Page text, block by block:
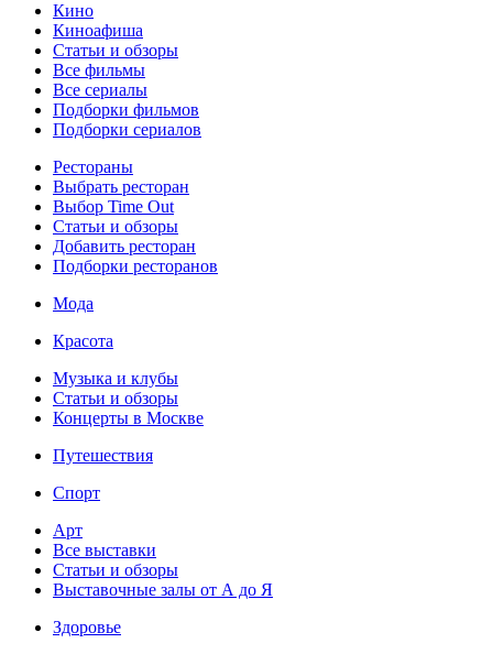
Кино
Киноафиша
Статьи и обзоры
Все фильмы
Все сериалы
Подборки фильмов
Подборки сериалов
Рестораны
Выбрать ресторан
Выбор Time Out
Статьи и обзоры
Добавить ресторан
Подборки ресторанов
Мода
Красота
Музыка и клубы
Статьи и обзоры
Концерты в Москве
Путешествия
Спорт
Арт
Все выставки
Статьи и обзоры
Выставочные залы от А до Я
Здоровье